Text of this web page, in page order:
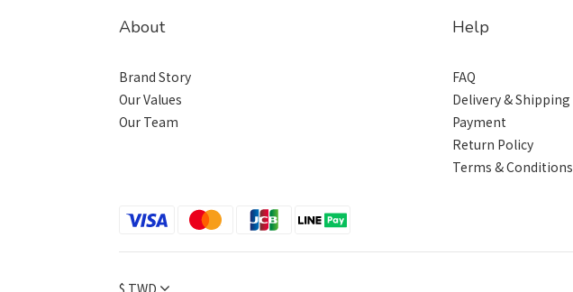
About
Brand Story
Our Values
Our Team
Help
FAQ
Delivery & Shipping
Payment
Return Policy
Terms & Conditions
$ TWD